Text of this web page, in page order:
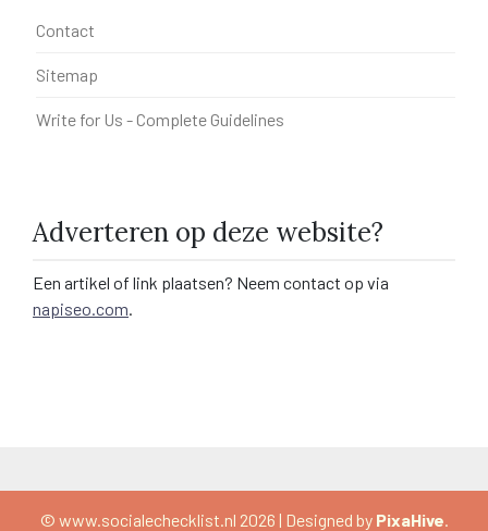
Contact
Sitemap
Write for Us - Complete Guidelines
Adverteren op deze website?
Een artikel of link plaatsen? Neem contact op via
napiseo.com.
© www.socialechecklist.nl 2026 | Designed by PixaHive.